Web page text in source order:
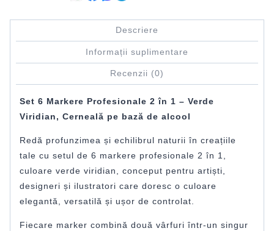
Descriere
Informații suplimentare
Recenzii (0)
Set 6 Markere Profesionale 2 în 1 – Verde
Viridian, Cerneală pe bază de alcool
Redă profunzimea și echilibrul naturii în creațiile
tale cu setul de 6 markere profesionale 2 în 1,
culoare verde viridian, conceput pentru artiști,
designeri și ilustratori care doresc o culoare
elegantă, versatilă și ușor de controlat.
Fiecare marker combină două vârfuri într-un singur